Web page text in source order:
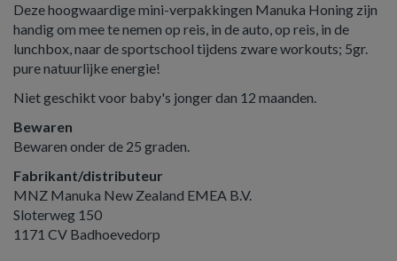
Deze hoogwaardige mini-verpakkingen Manuka Honing zijn
handig om mee te nemen op reis, in de auto, op reis, in de
lunchbox, naar de sportschool tijdens zware workouts; 5gr.
pure natuurlijke energie!
Niet geschikt voor baby's jonger dan 12 maanden.
Bewaren
Bewaren onder de 25 graden.
Fabrikant/distributeur
MNZ Manuka New Zealand EMEA B.V.
Sloterweg 150
1171 CV Badhoevedorp